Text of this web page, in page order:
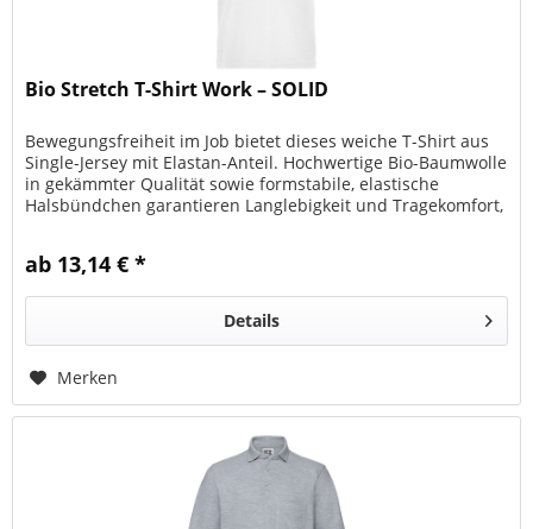
Bio Stretch T-Shirt Work – SOLID
Bewegungsfreiheit im Job bietet dieses weiche T-Shirt aus
Single-Jersey mit Elastan-Anteil. Hochwertige Bio-Baumwolle
in gekämmter Qualität sowie formstabile, elastische
Halsbündchen garantieren Langlebigkeit und Tragekomfort,
ab 13,14 € *
Details
Merken